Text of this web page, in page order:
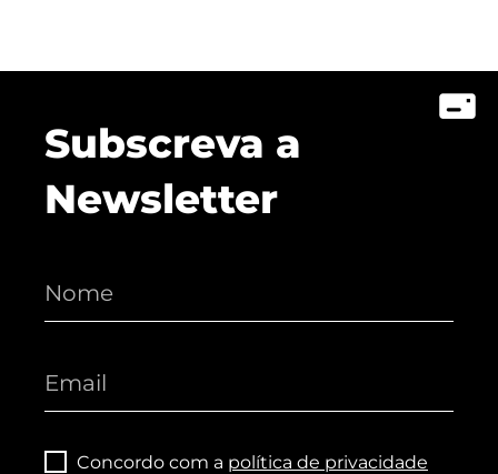
Subscreva a
Newsletter
Concordo com a política de privacidade